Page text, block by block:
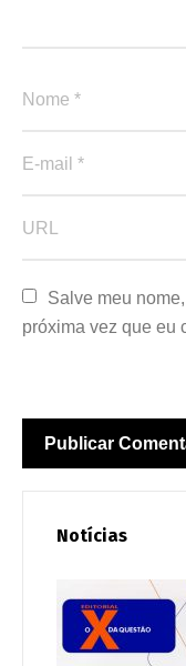
Salve meu
próxima vez que eu
Notícias